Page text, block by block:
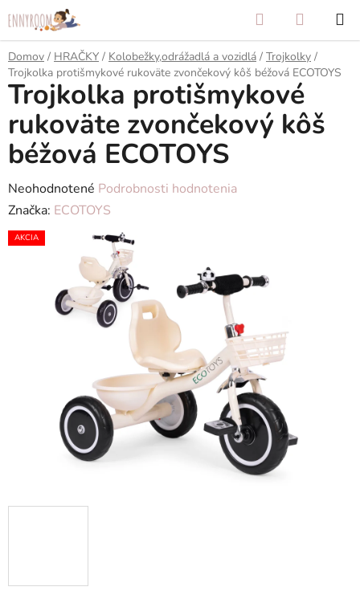
na
obsah
Hľadať
KOŠÍK
Domov / HRAČKY / Kolobežky,odrážadlá a vozidlá / Trojkolky /
Trojkolka protišmykové rukoväte zvončekový kôš béžová ECOTOYS
Trojkolka protišmykové
rukoväte zvončekový kôš
béžová ECOTOYS
Priemerné
hodnotenie
produktu
Neohodnotené Podrobnosti hodnotenia
Značka: ECOTOYS
AKCIA